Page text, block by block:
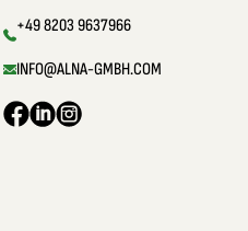
+49 8203 9637966
INFO@ALNA-GMBH.COM